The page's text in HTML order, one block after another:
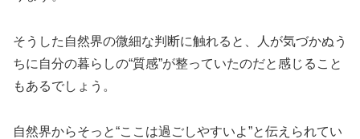
そうした自然界の微細な判断に触れると、人が気づかぬう
ちに自分の暮らしの“質感”が整っていたのだと感じること
もあるでしょう。
自然界からそっと“ここは過ごしやすいよ”と伝えられてい